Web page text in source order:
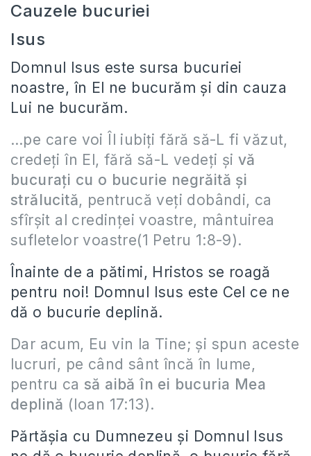
Cauzele bucuriei
Isus
Domnul Isus este sursa bucuriei
noastre, în El ne bucurăm și din cauza
Lui ne bucurăm.
…pe care voi Îl iubiţi fără să-L fi văzut,
credeţi în El, fără să-L vedeţi şi vă
bucuraţi cu o bucurie negrăită şi
strălucită, pentrucă veţi dobândi, ca
sfîrşit al credinţei voastre, mântuirea
sufletelor voastre(1 Petru 1:8-9).
Înainte de a pătimi, Hristos se roagă
pentru noi! Domnul Isus este Cel ce ne
dă o bucurie deplină.
Dar acum, Eu vin la Tine; şi spun aceste
lucruri, pe când sânt încă în lume,
pentru ca să aibă în ei bucuria Mea
deplină (Ioan 17:13).
Părtășia cu Dumnezeu și Domnul Isus